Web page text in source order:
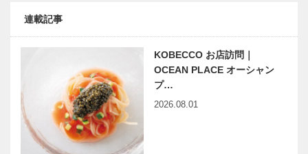
連載記事
KOBECCO お店訪問｜
OCEAN PLACE オーシャン
プ…
2026.08.01